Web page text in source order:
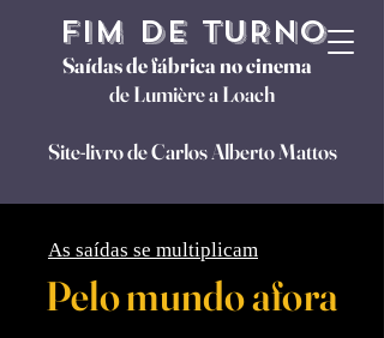
FIM DE TURNO
Saídas de fábrica no cinema
de Lumière a Loach
Site-livro de Carlos Alberto Mattos
As saídas se multiplicam
Pelo mundo afora